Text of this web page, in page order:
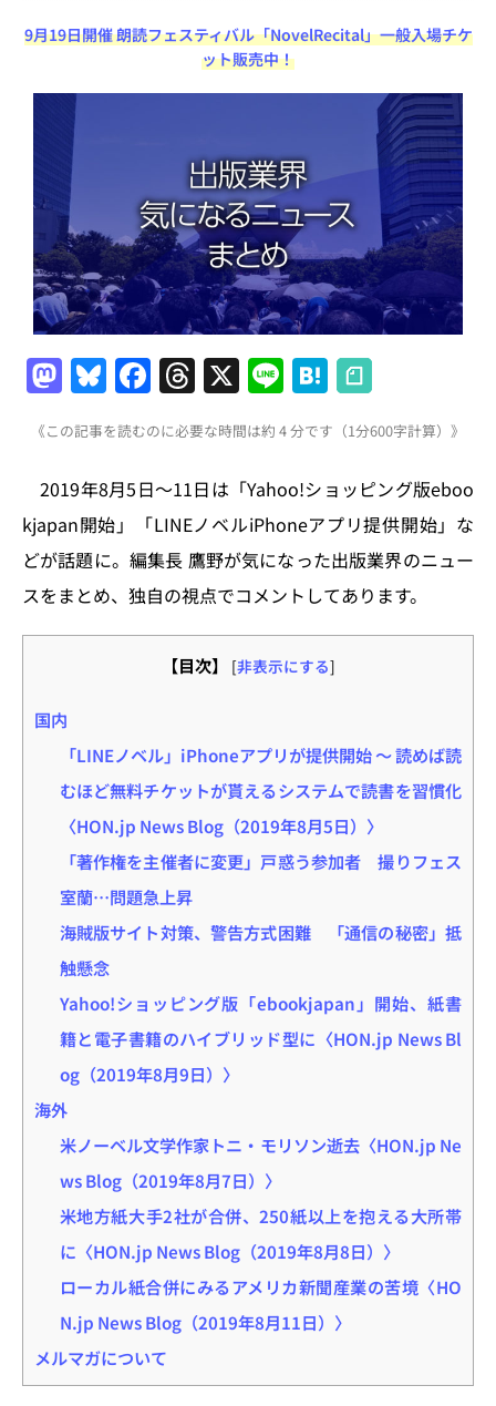
9月19日開催 朗読フェスティバル「NovelRecital」一般入場チケ
ット販売中！
M
a
st
o
d
o
n
Bl
u
e
s
k
y
F
a
c
e
b
o
o
k
T
h
re
a
d
s
X Li
n
e
H
at
e
n
a
《この記事を読むのに必要な時間は約 4 分です（1分600字計算）》
2019年8月5日～11日は「Yahoo!ショッピング版eboo
kjapan開始」「LINEノベルiPhoneアプリ提供開始」な
どが話題に。編集長 鷹野が気になった出版業界のニュー
スをまとめ、独自の視点でコメントしてあります。
【目次】 [非表示にする]
国内
「LINEノベル」iPhoneアプリが提供開始 ～ 読めば読
むほど無料チケットが貰えるシステムで読書を習慣化
〈HON.jp News Blog（2019年8月5日）〉
「著作権を主催者に変更」戸惑う参加者 撮りフェス
室蘭…問題急上昇
海賊版サイト対策、警告方式困難 「通信の秘密」抵
触懸念
Yahoo!ショッピング版「ebookjapan」開始、紙書
籍と電子書籍のハイブリッド型に〈HON.jp News Bl
og（2019年8月9日）〉
海外
米ノーベル文学作家トニ・モリソン逝去〈HON.jp Ne
ws Blog（2019年8月7日）〉
米地方紙大手2社が合併、250紙以上を抱える大所帯
に〈HON.jp News Blog（2019年8月8日）〉
ローカル紙合併にみるアメリカ新聞産業の苦境〈HO
N.jp News Blog（2019年8月11日）〉
メルマガについて